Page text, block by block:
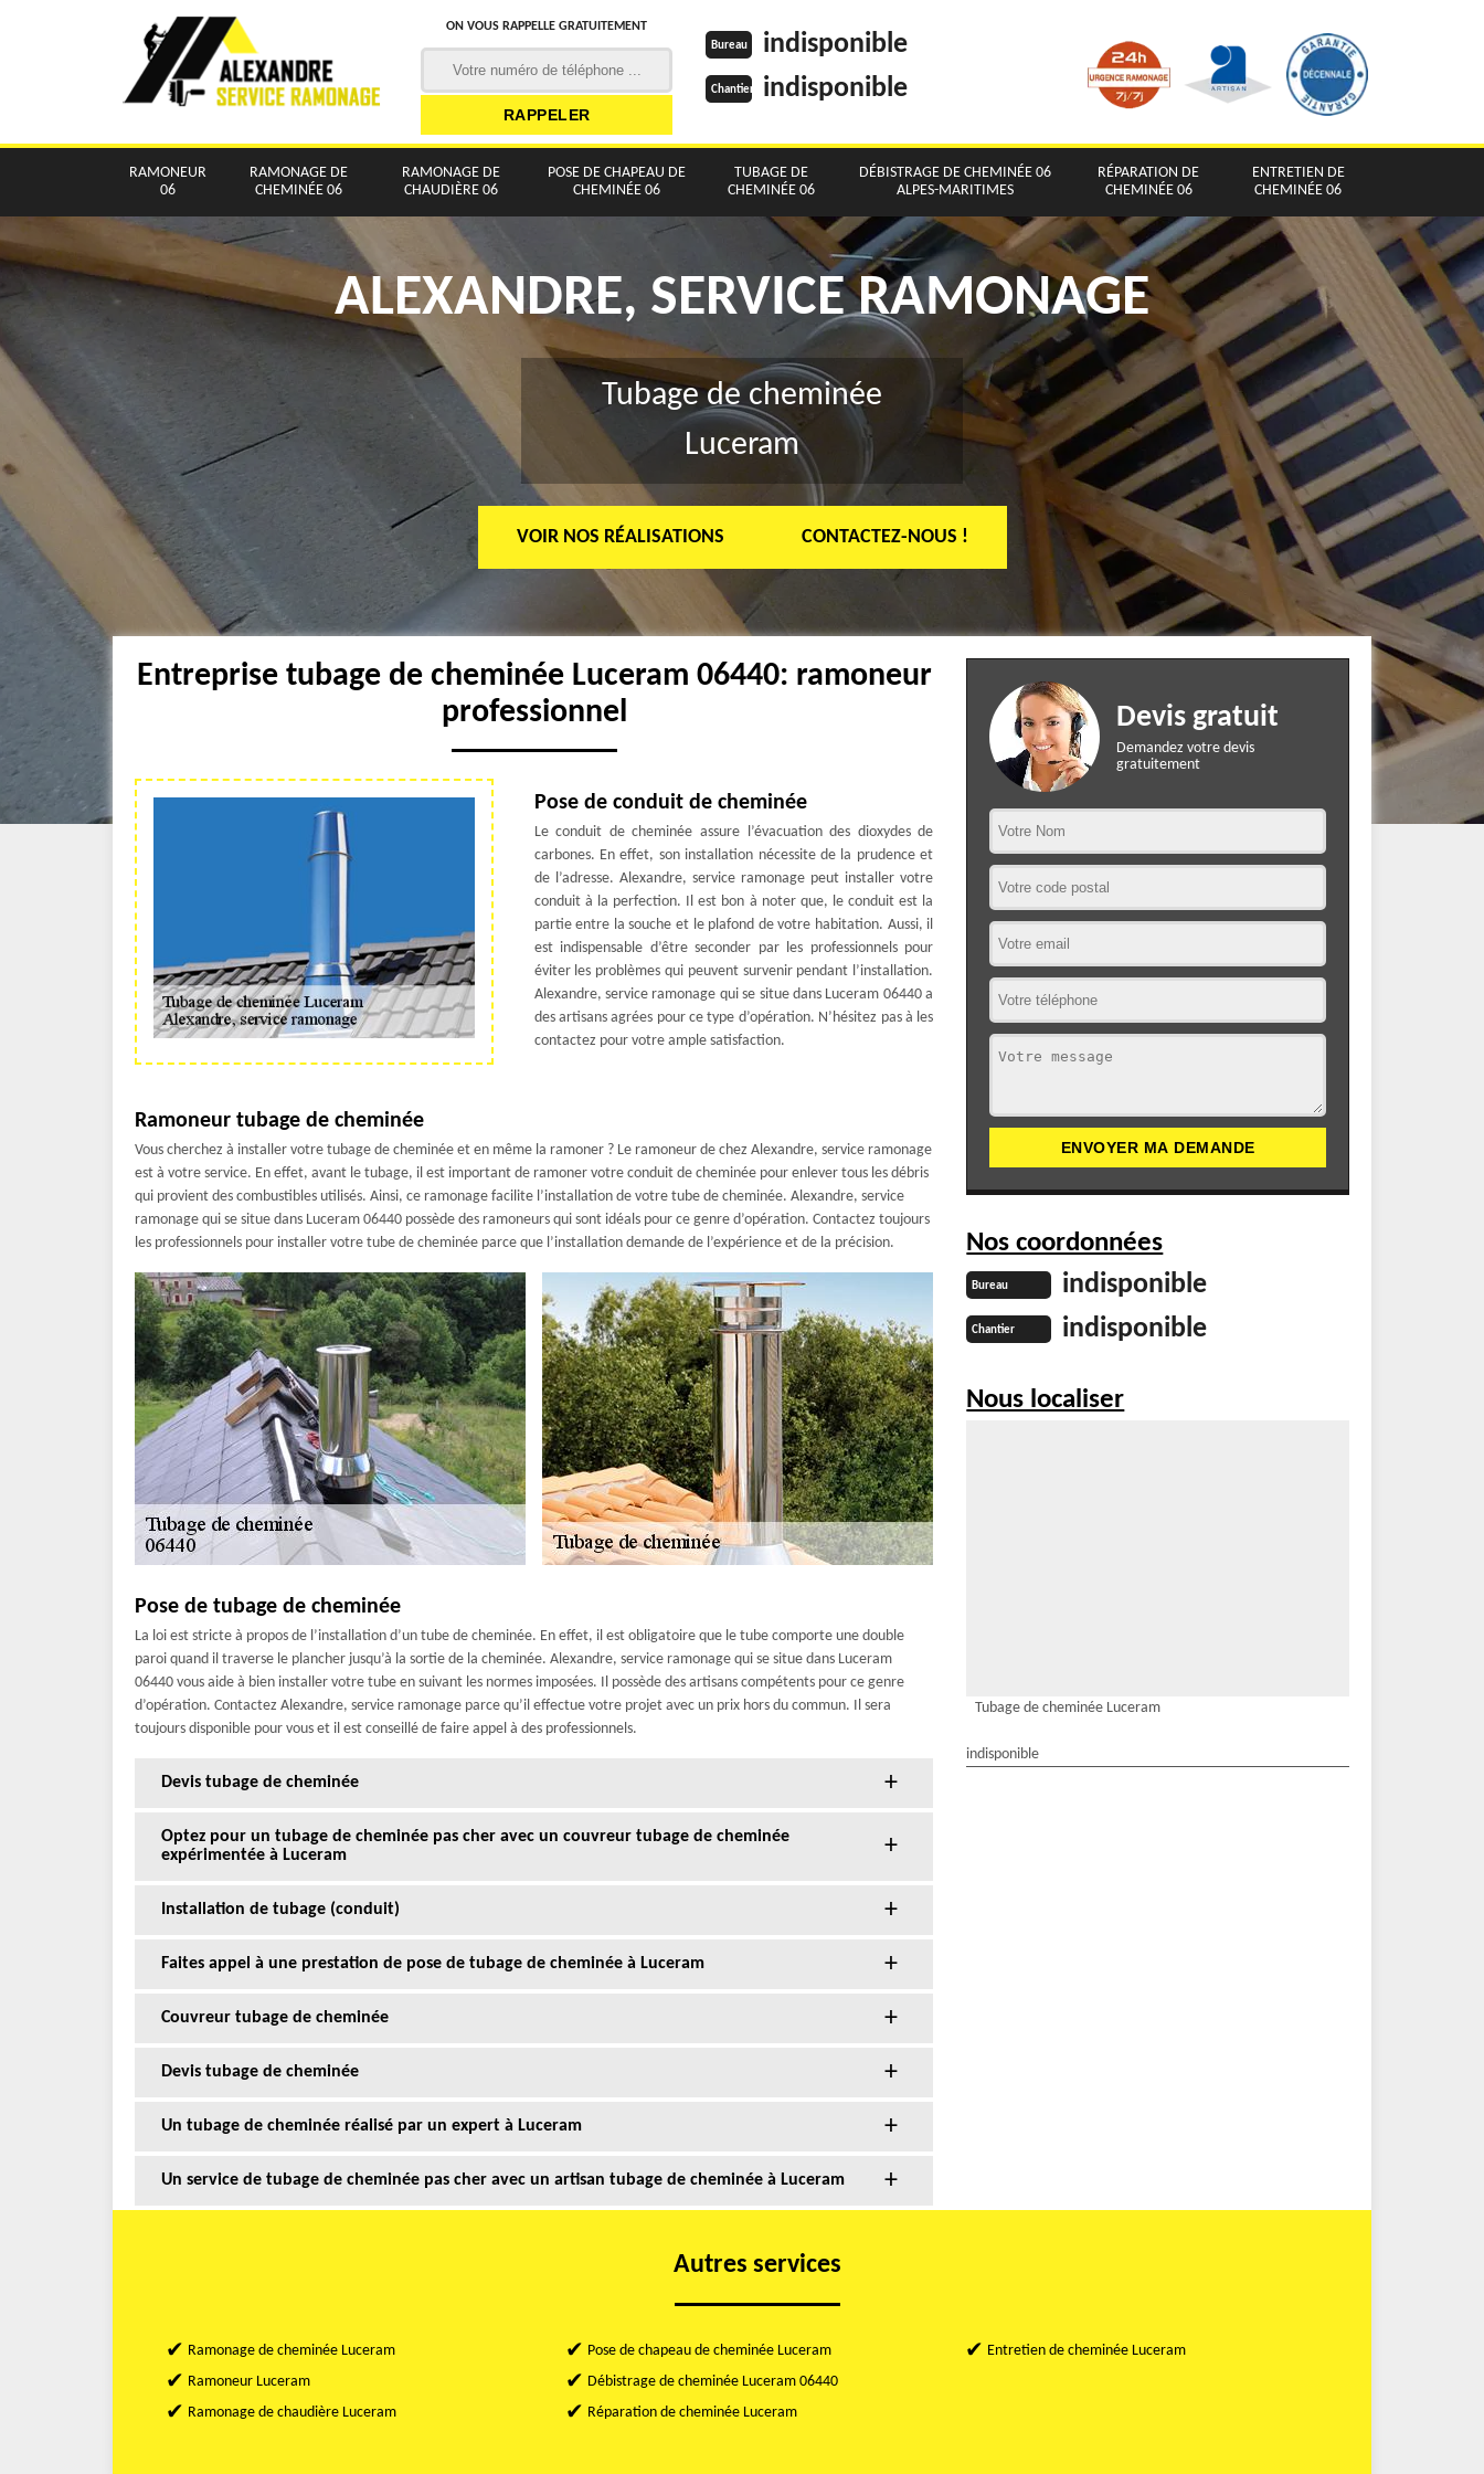
ON VOUS RAPPELLE GRATUITEMENT
Bureau indisponible
Chantier indisponible
RAMONEUR
06
RAMONAGE DE
CHEMINÉE 06
RAMONAGE DE
CHAUDIÈRE 06
POSE DE CHAPEAU DE
CHEMINÉE 06
TUBAGE DE
CHEMINÉE 06
DÉBISTRAGE DE CHEMINÉE 06
ALPES-MARITIMES
RÉPARATION DE
CHEMINÉE 06
ENTRETIEN DE
CHEMINÉE 06
ALEXANDRE, SERVICE RAMONAGE
Tubage de cheminée
Luceram
VOIR NOS RÉALISATIONS CONTACTEZ-NOUS !
Entreprise tubage de cheminée Luceram 06440: ramoneur
professionnel
Pose de conduit de cheminée
Le conduit de cheminée assure l’évacuation des dioxydes de
carbones. En effet, son installation nécessite de la prudence et
de l’adresse. Alexandre, service ramonage peut installer votre
conduit à la perfection. Il est bon à noter que, le conduit est la
partie entre la souche et le plafond de votre habitation. Aussi, il
est indispensable d’être seconder par les professionnels pour
éviter les problèmes qui peuvent survenir pendant l’installation.
Alexandre, service ramonage qui se situe dans Luceram 06440 a
des artisans agrées pour ce type d’opération. N’hésitez pas à les
contactez pour votre ample satisfaction.
Ramoneur tubage de cheminée
Vous cherchez à installer votre tubage de cheminée et en même la ramoner ? Le ramoneur de chez Alexandre, service ramonage
est à votre service. En effet, avant le tubage, il est important de ramoner votre conduit de cheminée pour enlever tous les débris
qui provient des combustibles utilisés. Ainsi, ce ramonage facilite l’installation de votre tube de cheminée. Alexandre, service
ramonage qui se situe dans Luceram 06440 possède des ramoneurs qui sont idéals pour ce genre d’opération. Contactez toujours
les professionnels pour installer votre tube de cheminée parce que l’installation demande de l’expérience et de la précision.
Pose de tubage de cheminée
La loi est stricte à propos de l’installation d’un tube de cheminée. En effet, il est obligatoire que le tube comporte une double
paroi quand il traverse le plancher jusqu’à la sortie de la cheminée. Alexandre, service ramonage qui se situe dans Luceram
06440 vous aide à bien installer votre tube en suivant les normes imposées. Il possède des artisans compétents pour ce genre
d’opération. Contactez Alexandre, service ramonage parce qu’il effectue votre projet avec un prix hors du commun. Il sera
toujours disponible pour vous et il est conseillé de faire appel à des professionnels.
Devis tubage de cheminée
Optez pour un tubage de cheminée pas cher avec un couvreur tubage de cheminée
expérimentée à Luceram
Installation de tubage (conduit)
Faites appel à une prestation de pose de tubage de cheminée à Luceram
Couvreur tubage de cheminée
Devis tubage de cheminée
Un tubage de cheminée réalisé par un expert à Luceram
Un service de tubage de cheminée pas cher avec un artisan tubage de cheminée à Luceram
Devis gratuit
Demandez votre devis
gratuitement
Nos coordonnées
Bureau indisponible
Chantier indisponible
Nous localiser
Tubage de cheminée Luceram
indisponible
Autres services
Ramonage de cheminée Luceram
Ramoneur Luceram
Ramonage de chaudière Luceram
Pose de chapeau de cheminée Luceram
Débistrage de cheminée Luceram 06440
Réparation de cheminée Luceram
Entretien de cheminée Luceram